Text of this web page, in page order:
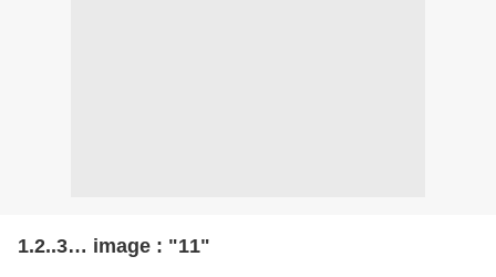
1.2..3… image : "11"